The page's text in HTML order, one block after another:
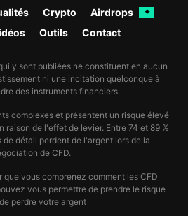
Crypto Airdrops ✦
Outils Contact
y sont publiées ne constituent en aucun
ni une incitation quelconque à
des instruments financiers.
complexes et présentent un risque élevé
raison de l'effet de levier. Entre 74 et 89 %
détail perdent de l'argent lors de la
de CFD.
que vous comprenez comment les CFD
vous permettre de prendre le risque
perdre votre argent